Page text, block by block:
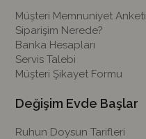
Müşteri Memnuniyet Anketi
Siparişim Nerede?
Banka Hesapları
Servis Talebi
Müşteri Şikayet Formu
Değişim Evde Başlar
Ruhun Doysun Tarifleri